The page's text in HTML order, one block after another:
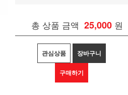
총 상품 금액 25,000 원
관심상품 장바구니
구매하기